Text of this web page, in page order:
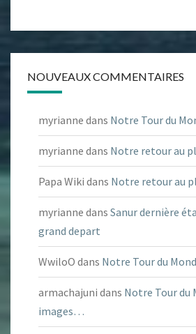
NOUVEAUX COMMENTAIRES
myrianne dans Notre Tour du
myrianne dans Notre retour au
Papa Wiki dans Notre retour au
myrianne dans Sanur dernière
grand depart
WwiloO dans Notre Tour du
armachajuni dans Notre Tour du
images…